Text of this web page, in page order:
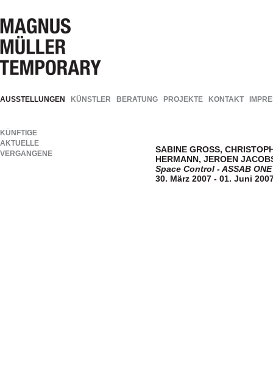
AUSSTELLUNGEN KÜNSTLER BERATUNG PROJEKTE KONTAKT
KÜNFTIGE
AKTUELLE
VERGANGENE
SABINE GROSS,
HERMANN, JEROEN
Space Control - ASSAB ONE
30. März 2007 - 01. Juni